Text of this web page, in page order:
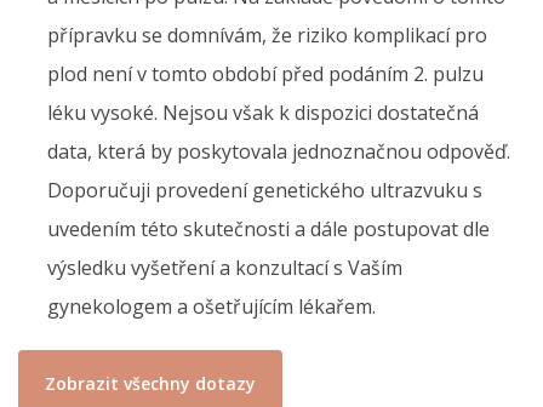
přípravku se domnívám, že riziko komplikací pro
plod není v tomto období před podáním 2. pulzu
léku vysoké. Nejsou však k dispozici dostatečná
data, která by poskytovala jednoznačnou odpověď.
Doporučuji provedení genetického ultrazvuku s
uvedením této skutečnosti a dále postupovat dle
výsledku vyšetření a konzultací s Vaším
gynekologem a ošetřujícím lékařem.
Zobrazit všechny dotazy